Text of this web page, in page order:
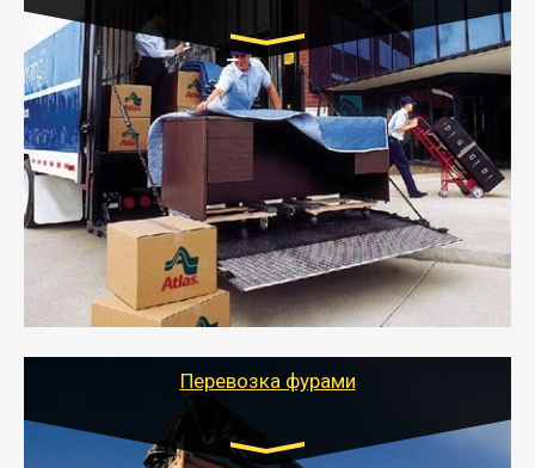
Транспорт:
Газель: 1,5 и 3 тонны
от 5000 руб.
- Служебный или военный переезд может быть на
отдельном авто или догрузом (по меньшей
стоимости).
- Тайгер Логистик подберет автотранспорт, быстро и
качественно организует переезд к новому месту
службы или работы с гарантией сохранности груза и
оформлением документов, подтверждающих
Перевозка фурами